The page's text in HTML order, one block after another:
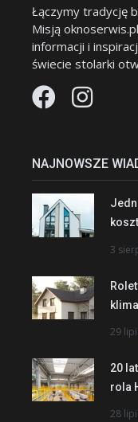
Łączymy tradycję
Misją
informacji i
świecie stolarki
NAJNOWSZE
3
29
20
rola
28